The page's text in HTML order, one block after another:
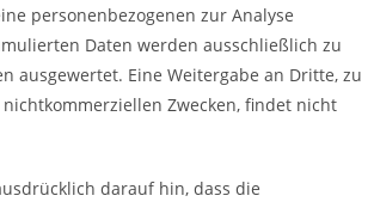
personenbezogenen zur Analyse
Daten werden ausschließlich zu
ausgewertet. Eine Weitergabe an Dritte, zu
Zwecken, findet nicht
darauf hin, dass die